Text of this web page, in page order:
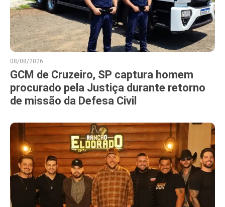
08/08/2026
GCM de Cruzeiro, SP captura homem
procurado pela Justiça durante retorno
de missão da Defesa Civil